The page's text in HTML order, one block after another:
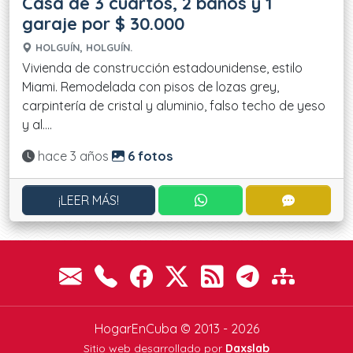
garaje por $ 30.000
HOLGUÍN, HOLGUÍN.
Vivienda de construcción estadounidense, estilo
Miami. Remodelada con pisos de lozas grey,
carpintería de cristal y aluminio, falso techo de yeso
y al....
Actualizado:
hace 3 años 6 fotos
¡LEER MÁS! CONTACTAR POR
HogarEnCuba © 2013 - 2026
Sitio web desarrollado por Daxslab